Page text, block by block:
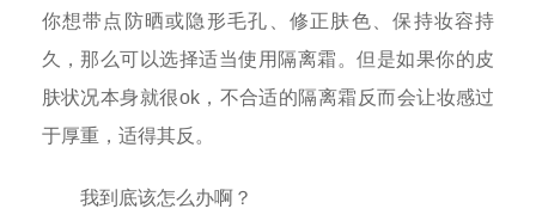
你想带点防晒或隐形毛孔、修正肤色、保持妆容持
久，那么可以选择适当使用隔离霜。但是如果你的皮
肤状况本身就很ok，不合适的隔离霜反而会让妆感过
于厚重，适得其反。
我到底该怎么办啊？